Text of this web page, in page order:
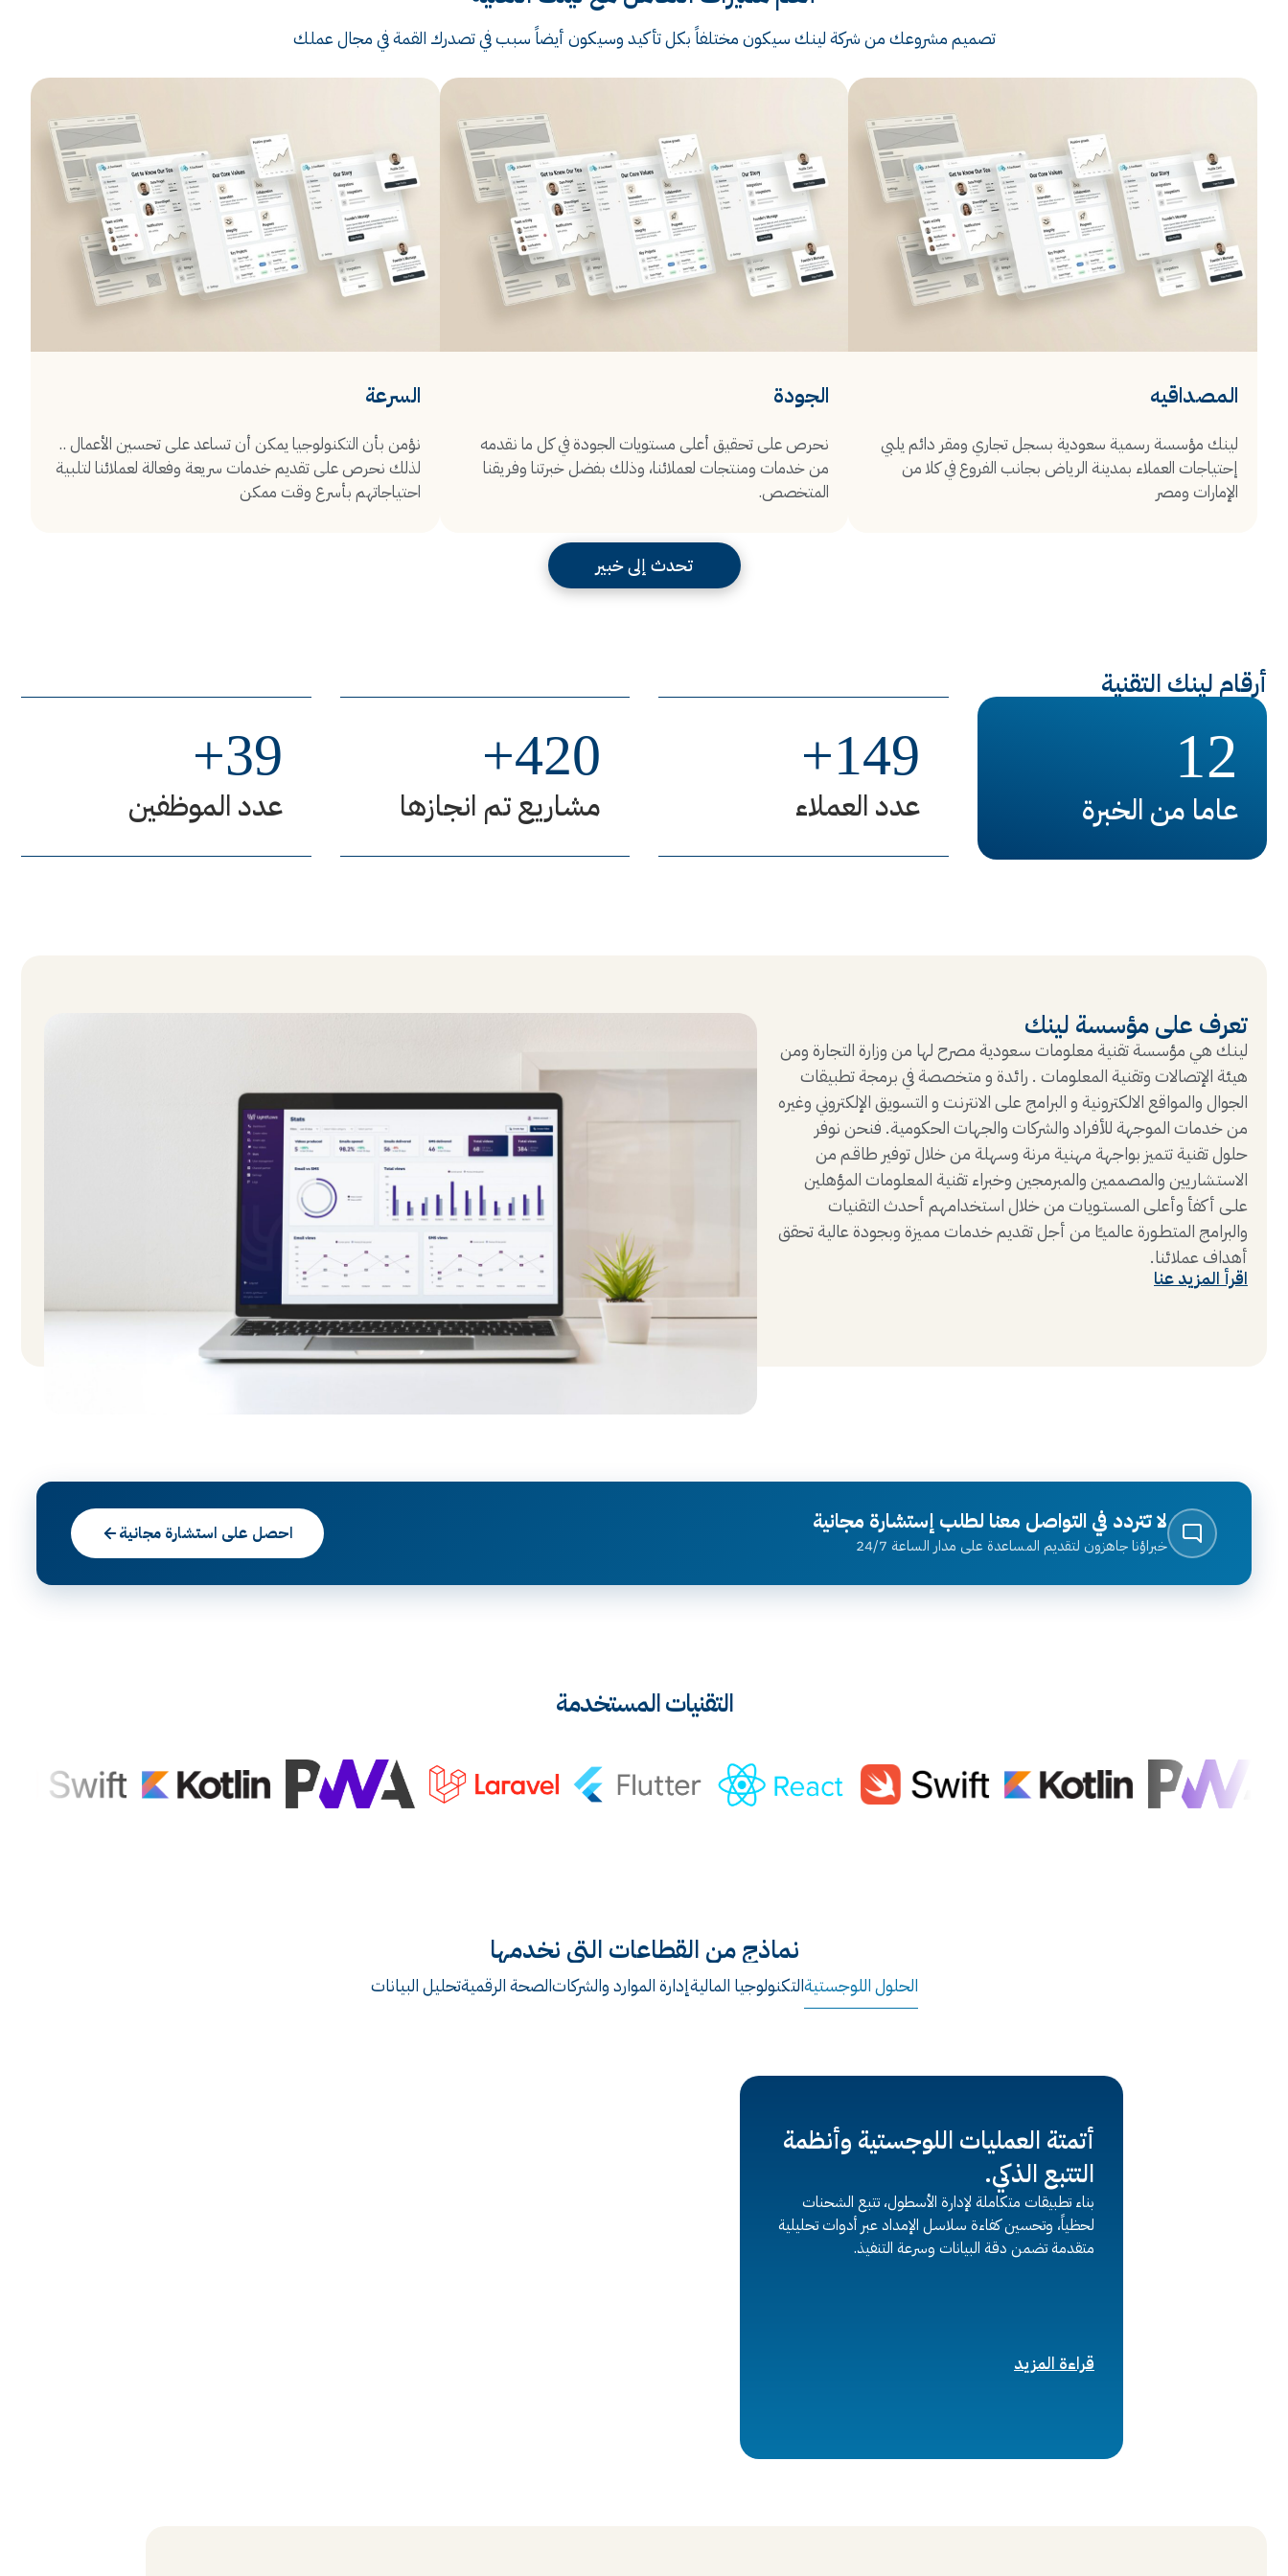
نحول فكرتك إلي حقيقه تواصل معنا
ابدأ معنا الآن
تصميم مشروعك من شركة لينك سيكون مختلفاً بكل تأكيد وسيكون أيضاً سبب في تصدرك القمة في مجال عملك
المصداقيه
لينك مؤسسة رسمية سعودية بسجل تجاري ومقر دائم يلبي
إحتياجات العملاء بمدينة الرياض بجانب الفروع في كلا من
الإمارات ومصر
الجودة
نحرص على تحقيق أعلى مستويات الجودة في كل ما نقدمه
من خدمات ومنتجات لعملائنا، وذلك بفضل خبرتنا وفريقنا
المتخصص.
السرعة
نؤمن بأن التكنولوجيا يمكن أن تساعد على تحسين الأعمال ..
لذلك نحرص على تقديم خدمات سريعة وفعالة لعملائنا لتلبية
احتياجاتهم بأسرع وقت ممكن
تحدث إلى خبير
أرقام لينك التقنية
عدد الموظفين
+39
مشاريع تم انجازها
+420
عدد العملاء
+149
عاما من الخبرة
12
تعرف على مؤسسة لينك
لينك هي مؤسسة تقنية معلومات سعودية مصرح لها من وزارة التجارة ومن
هيئة الإتصالات وتقنية المعلومات . رائدة و متخصصة في برمجة تطبيقات
الجوال والمواقع الالكترونية و البرامج على الانترنت و التسويق الإلكتروني وغيره
من خدمات الموجهة للأفراد والشركات والجهات الحكومية. فنحن نوفر
حلول تقنية تتميز بواجهة مهنية مرنة وسهلة من خلال توفير طاقـم من
الاستشاريين والمصممين والمبرمجين وخبراء تقنية المعلومات المؤهلين
علـى أكفأ وأعلى المستـويات من خلال استخدامهم أحدث التقنيات
والبرامج المتطـورة عالميـًا من أجل تقديم خدمات مميزة وبجودة عالية تحقق
أهداف عملائنا.
اقرأ المزيد عنا
لا تتردد في التواصل معنا لطلب إستشارة مجانية
خبراؤنا جاهزون لتقديم المساعدة على مدار الساعة 24/7
احصل على استشارة مجانية
التقنيات المستخدمة
نماذج من القطاعات التي نخدمها
الحلول اللوجستيةالتكنولوجيا الماليةإدارة الموارد والشركاتالصحة الرقميةتحليل البيانات
أتمتة العمليات اللوجستية وأنظمة
التتبع الذكي.
بناء تطبيقات متكاملة لإدارة الأسطول، تتبع الشحنات
لحظياً، وتحسين كفاءة سلاسل الإمداد عبر أدوات تحليلية
متقدمة تضمن دقة البيانات وسرعة التنفيذ.
قراءة المزيد